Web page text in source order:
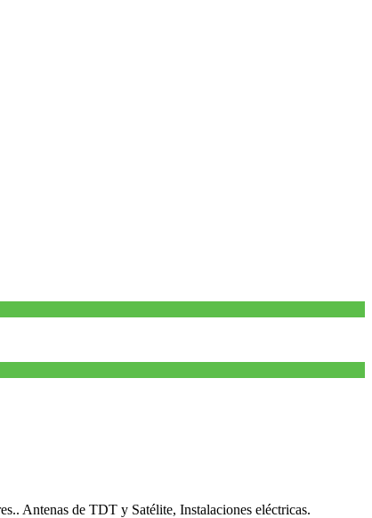
Antenas de TDT y Satélite, Instalaciones eléctricas.